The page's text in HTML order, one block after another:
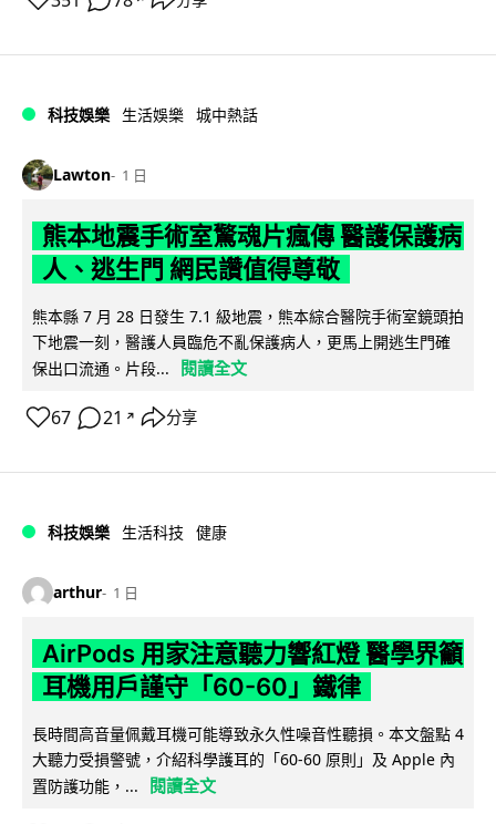
科技娛樂 生活娛樂 城中熱話
Lawton 1 日
熊本地震手術室驚魂片瘋傳 醫護保護病
人、逃生門 網民讚值得尊敬
熊本縣 7 月 28 日發生 7.1 級地震，熊本綜合醫院手術室鏡頭拍
下地震一刻，醫護人員臨危不亂保護病人，更馬上開逃生門確
保出口流通。片段...
閱讀全文
67 21 ↗ 分享
科技娛樂 生活科技 健康
arthur 1 日
AirPods 用家注意聽力響紅燈 醫學界籲
耳機用戶謹守「60-60」鐵律
長時間高音量佩戴耳機可能導致永久性噪音性聽損。本文盤點 4
大聽力受損警號，介紹科學護耳的「60-60 原則」及 Apple 內
置防護功能，...
閱讀全文